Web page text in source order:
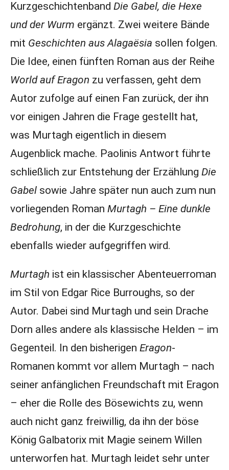
Kurzgeschichtenband Die Gabel, die Hexe
und der Wurm ergänzt. Zwei weitere Bände
mit Geschichten aus Alagaësia sollen folgen.
Die Idee, einen fünften Roman aus der Reihe
World auf Eragon zu verfassen, geht dem
Autor zufolge auf einen Fan zurück, der ihn
vor einigen Jahren die Frage gestellt hat,
was Murtagh eigentlich in diesem
Augenblick mache. Paolinis Antwort führte
schließlich zur Entstehung der Erzählung Die
Gabelsowie Jahre später nun auch zum nun
vorliegenden Roman Murtagh – Eine dunkle
Bedrohung, in der die Kurzgeschichte
ebenfalls wieder aufgegriffen wird.
Murtagh ist ein klassischer Abenteuerroman
im Stil von Edgar Rice Burroughs, so der
Autor. Dabei sind Murtagh und sein Drache
Dorn alles andere als klassische Helden – im
Gegenteil. In den bisherigen Eragon-
Romanen kommt vor allem Murtagh – nach
seiner anfänglichen Freundschaft mit Eragon
– eher die Rolle des Bösewichts zu, wenn
auch nicht ganz freiwillig, da ihn der böse
König Galbatorix mit Magie seinem Willen
unterworfen hat. Murtagh leidet sehr unter